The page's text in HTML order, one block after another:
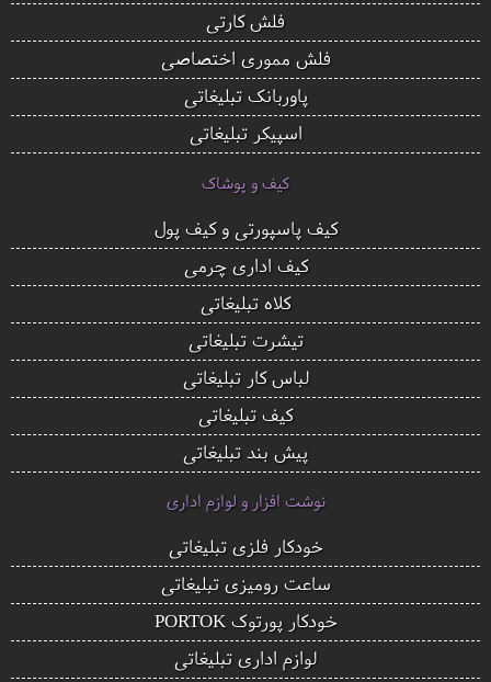
فلش کارتی
فلش مموری اختصاصی
پاوربانک تبلیغاتی
اسپیکر تبلیغاتی
کیف و پوشاک
کیف پاسپورتی و کیف پول
کیف اداری چرمی
کلاه تبلیغاتی
تیشرت تبلیغاتی
لباس کار تبلیغاتی
کیف تبلیغاتی
پیش بند تبلیغاتی
نوشت افزار و لوازم اداری
خودکار فلزی تبلیغاتی
ساعت رومیزی تبلیغاتی
خودکار پورتوک PORTOK
لوازم اداری تبلیغاتی